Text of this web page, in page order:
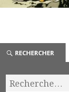
RECHERCHER